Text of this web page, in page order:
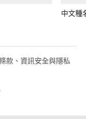
中文種
款、資訊安全與隱私